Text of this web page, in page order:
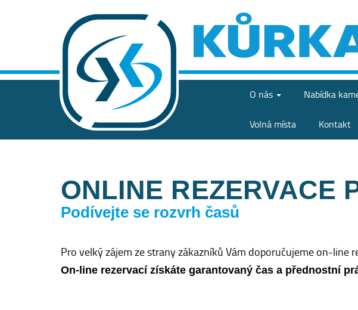
O nás Nabídka
Volná místa
Kontakt
ONLINE REZERVACE
Podívejte se rozvrh časů
Pro velký zájem ze strany zákazníků Vám doporučujeme on-
On-line rezervací získáte garantovaný čas a přednostní